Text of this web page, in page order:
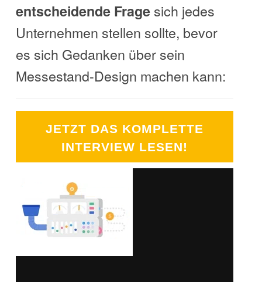
entscheidende Fragesich jedes
Unternehmen stellen sollte, bevor
es sich Gedanken über sein
Messestand-Design machen kann:
JETZT DAS KOMPLETTE
INTERVIEW LESEN!